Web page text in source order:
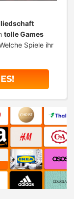
tolle Games
Spiele ihr